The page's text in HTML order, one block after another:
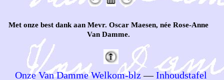
Met onze best dank aan Mevr. Oscar Maesen, née Rose-Anne
Van Damme.
Onze Van Damme Welkom-blz—Inhoudstafel